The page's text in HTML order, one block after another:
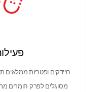
חיידקים ופטריות
מסוגלים לפרק חומרים